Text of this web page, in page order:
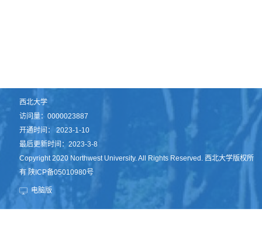
西北大学
访问量：0000023887
开通时间：2023-1-10
最后更新时间：2023-3-8
Copyright 2020 Northwest University. All Rights Reserved. 西北大学版权所
有 陕ICP备05010980号
电脑版